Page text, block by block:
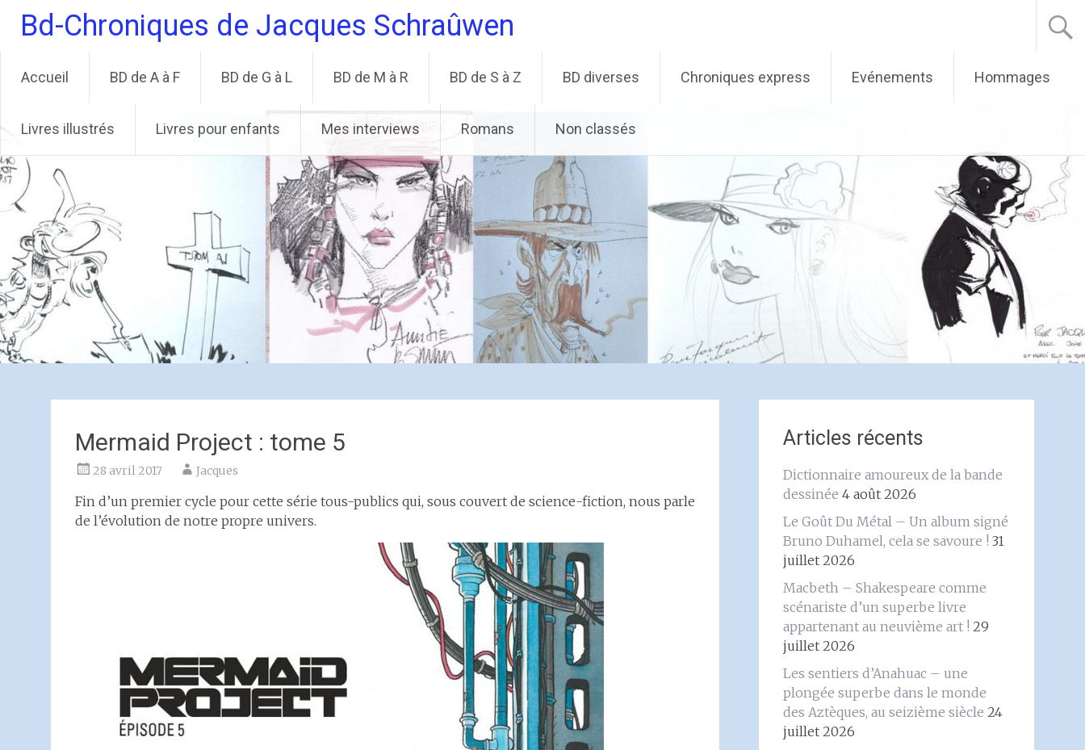
contenu
Bd-Chroniques de Jacques Schraûwen
Accueil BD de A à F BD de G à L BD de M à R BD de S à Z BD diverses Chroniques express Evénements Hommages
Livres illustrés Livres pour enfants Mes interviews Romans Non classés
Mermaid Project : tome 5
28 avril 2017 Jacques
Fin d’un premier cycle pour cette série tous-publics qui, sous couvert de science-fiction, nous parle
de l’évolution de notre propre univers.
Articles récents
Dictionnaire amoureux de la bande
dessinée 4 août 2026
Le Goût Du Métal – Un album signé
Bruno Duhamel, cela se savoure ! 31
juillet 2026
Macbeth – Shakespeare comme
scénariste d’un superbe livre
appartenant au neuvième art ! 29
juillet 2026
Les sentiers d’Anahuac – une
plongée superbe dans le monde
des Aztèques, au seizième siècle 24
juillet 2026